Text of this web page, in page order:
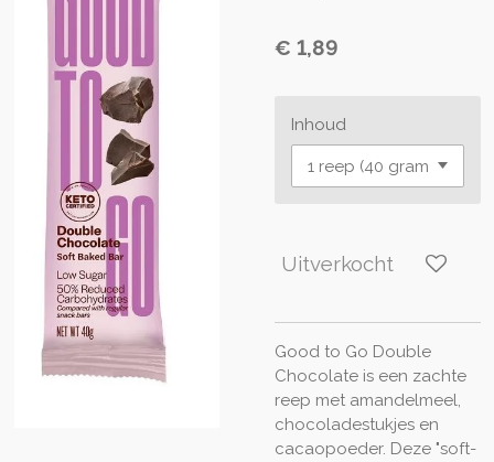
€ 1,89
Inhoud
Uitverkocht
Good to Go Double
Chocolate is een zachte
reep met amandelmeel,
chocoladestukjes en
cacaopoeder. Deze "soft-